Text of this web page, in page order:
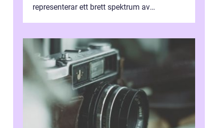
representerar ett brett spektrum av